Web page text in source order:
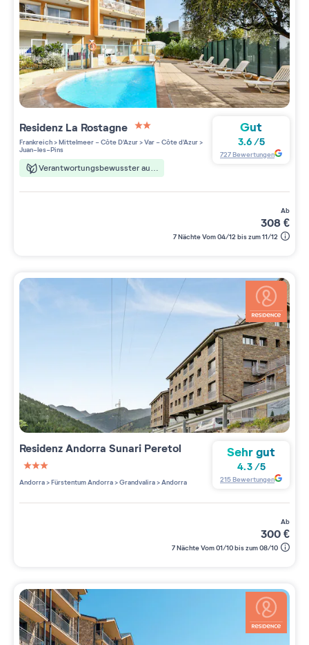
Residenz La Rostagne
2 étoiles sur 5
Frankreich>Mittelmeer - Côte D'Azur>Var - Côte d'Azur>
Juan-les-Pins
Verantwortungsbewusster aufenthalt
Gut
3.6/5
727Bewertungen
ab
308€
7 Nächte Vom 04/12 bis zum 11/12
ResidenzAndorra Sunari Peretol
3 étoiles sur 5
Andorra>Fürstentum Andorra>Grandvalira>Andorra
Sehr gut
4.3/5
215Bewertungen
ab
300€
7 Nächte Vom 01/10 bis zum 08/10